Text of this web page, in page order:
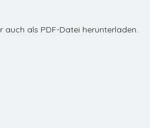
auch als PDF-Datei herunterladen.